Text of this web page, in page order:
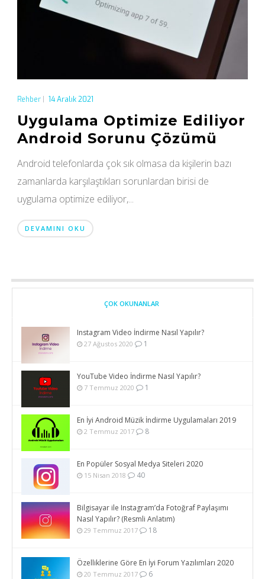
Rehber| 14 Aralık 2021
Uygulama Optimize Ediliyor
Android Sorunu Çözümü
Android telefonlarda çok sık olmasa da kişilerin bazı
zamanlarda karşılaştıkları sorunlardan birisi de
uygulama optimize ediliyor,...
DEVAMINI OKU
ÇOK OKUNANLAR
Instagram Video İndirme Nasıl Yapılır?
27 Ağustos 2020 1
YouTube Video İndirme Nasıl Yapılır?
7 Temmuz 2020 1
En İyi Android Müzik İndirme Uygulamaları 2019
2 Temmuz 2017 8
En Popüler Sosyal Medya Siteleri 2020
15 Nisan 2018 40
Bilgisayar ile Instagram’da Fotoğraf Paylaşımı
Nasıl Yapılır? (Resmli Anlatım)
29 Temmuz 2017 18
Özelliklerine Göre En İyi Forum Yazılımları 2020
20 Temmuz 2017 6